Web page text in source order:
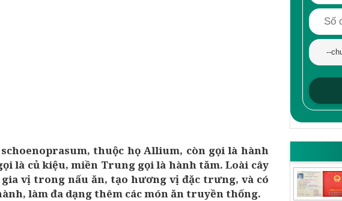
thuộc họ Allium, còn gọi là hành
là củ kiệu, miền Trung gọi là hành tăm. Loài cây
vị trong nấu ăn, tạo hương vị đặc trưng, và có
làm đa dạng thêm các món ăn truyền thống.